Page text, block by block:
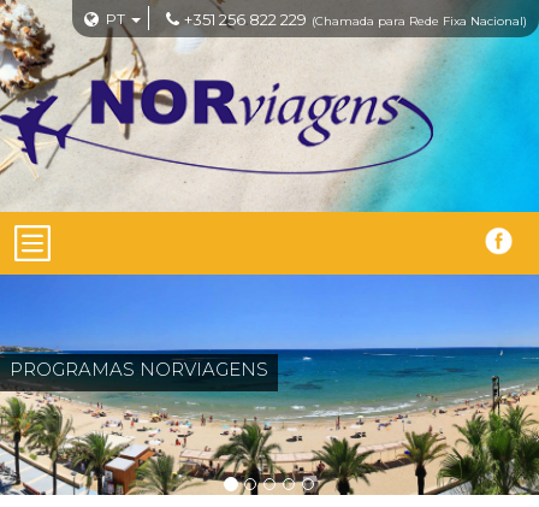
PT +351 256 822 229 (Chamada para Rede Fixa Nacional)
MADEIRA
Circuitos